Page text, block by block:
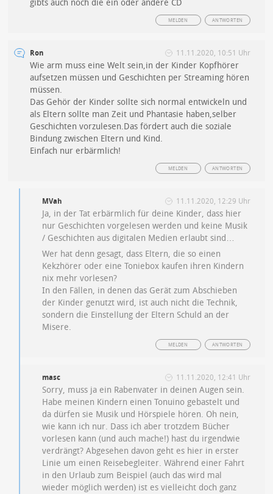
gibts auch noch die ein oder andere CD
ANTWORTEN
MELDEN
Ron 11.11.2020, 10:51 Uhr
Wie arm muss eine Welt sein,in der Kinder Kopfhörer
aufsetzen müssen und Geschichten per Streaming hören
müssen.
Das Gehör der Kinder sollte sich normal entwickeln und
als Eltern sollte man Zeit und Phantasie haben,selber
Geschichten vorzulesen.Das fördert auch die soziale
Bindung zwischen Eltern und Kind.
Einfach nur erbärmlich!
ANTWORTEN
MELDEN
MVah 11.11.2020, 12:29 Uhr
Ja, in der Tat erbärmlich für deine Kinder, dass hier
nur Geschichten vorgelesen werden und keine Musik
/ Geschichten aus digitalen Medien erlaubt sind…
Wer hat denn gesagt, dass Eltern, die so einen
Kekzhörer oder eine Toniebox kaufen ihren Kindern
nix mehr vorlesen?
In den Fällen, in denen das Gerät zum Abschieben
der Kinder genutzt wird, ist auch nicht die Technik,
sondern die Einstellung der Eltern Schuld an der
Misere.
ANTWORTEN
MELDEN
masc 11.11.2020, 12:41 Uhr
Sorry, muss ja ein Rabenvater in deinen Augen sein.
Habe meinen Kindern einen Tonuino gebastelt und
da dürfen sie Musik und Hörspiele hören. Oh nein,
wie kann ich nur. Dass ich aber trotzdem Bücher
vorlesen kann (und auch mache!) hast du irgendwie
verdrängt? Abgesehen davon geht es hier in erster
Linie um einen Reisebegleiter. Während einer Fahrt
in den Urlaub zum Beispiel (auch das wird mal
wieder möglich werden) ist es vielleicht doch ganz